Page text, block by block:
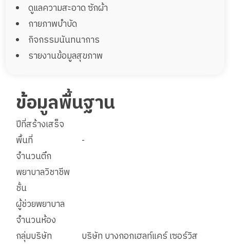
ดูแลความสะอาด ซักผ้า
กายภาพบำบัด
กิจกรรมนันทนาการ
รายงานข้อมูลสุขภาพ
ข้อมูลพื้นฐาน
ปีที่สร้างเสร็จ
พื้นที่
-
จำนวนตึก
พยาบาลวิชาชีพ
ชั้น
ผู้ช่วยพยาบาล
จำนวนห้อง
กลุ่มบริษัท
บริษัท บางกอกเฮลท์แคร์ เซอร์วิส